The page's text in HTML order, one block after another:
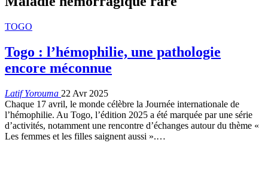
TOGO
Togo : l’hémophilie, une pathologie
encore méconnue
Latif Yorouma 22 Avr 2025
Chaque 17 avril, le monde célèbre la Journée internationale de
l’hémophilie. Au Togo, l’édition 2025 a été marquée par une série
d’activités, notamment une rencontre d’échanges autour du thème «
Les femmes et les filles saignent aussi ».…